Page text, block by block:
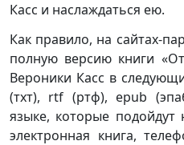
Касс и наслаждаться ею.
Как правило, на сайтах-
полную версию книги
Вероники Касс в
(тхт), rtf (ртф), epub
языке, которые подойдут
электронная книга,